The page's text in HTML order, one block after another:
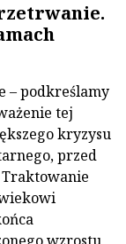
– podkreślamy
tej
kryzysu
przed